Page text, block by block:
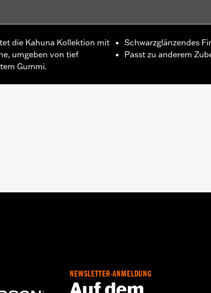
die Kahuna Kollektion mit
umgeben von tief
Gummi.
Schwarzglänzendes
Passt zu anderem
NEWSLETTER-ANMELDUNG